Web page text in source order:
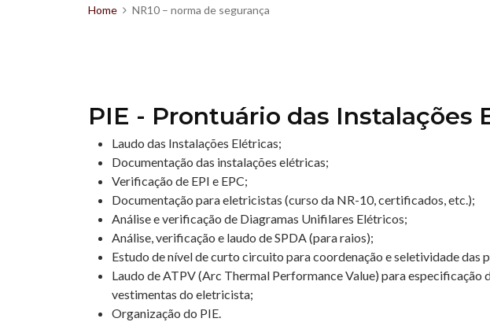
Home NR10 – norma de segurança
PIE - Prontuário das Instalações
Laudo das Instalações Elétricas;
Documentação das instalações elétricas;
Verificação de EPI e EPC;
Documentação para eletricistas (curso da NR-10, certificados, etc.);
Análise e verificação de Diagramas Unifilares Elétricos;
Análise, verificação e laudo de SPDA (para raios);
Estudo de nível de curto circuito para coordenação e seletividade das
Laudo de ATPV (Arc Thermal Performance Value) para especificação
vestimentas do eletricista;
Organização do PIE.